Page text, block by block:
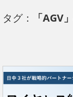
タグ： 「AGV」